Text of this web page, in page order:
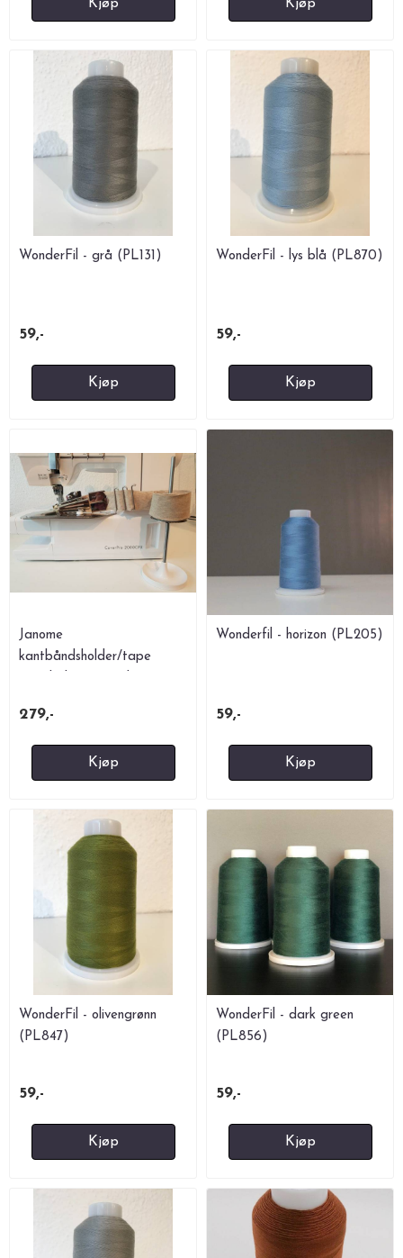
Kjøp Kjøp
WonderFil - grå (PL131)
59,-
Kjøp
WonderFil - lys blå (PL870)
59,-
Kjøp
Janome
kantbåndsholder/tape
279,-
Kjøp
Wonderfil - horizon (PL205)
59,-
Kjøp
WonderFil - olivengrønn
(PL847)
59,-
Kjøp
WonderFil - dark green
(PL856)
59,-
Kjøp